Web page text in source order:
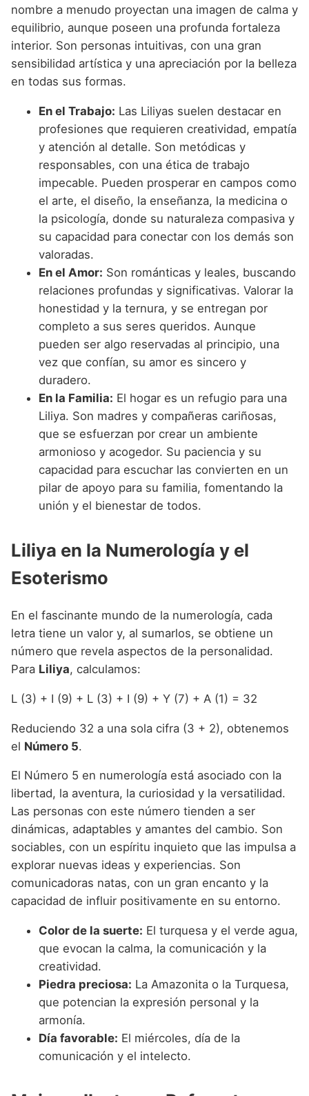
nombre a menudo proyectan una imagen de calma y
equilibrio, aunque poseen una profunda fortaleza
interior. Son personas intuitivas, con una gran
sensibilidad artística y una apreciación por la belleza
en todas sus formas.
En el Trabajo: Las Liliyas suelen destacar en
profesiones que requieren creatividad, empatía
y atención al detalle. Son metódicas y
responsables, con una ética de trabajo
impecable. Pueden prosperar en campos como
el arte, el diseño, la enseñanza, la medicina o
la psicología, donde su naturaleza compasiva y
su capacidad para conectar con los demás son
valoradas.
En el Amor: Son románticas y leales, buscando
relaciones profundas y significativas. Valorar la
honestidad y la ternura, y se entregan por
completo a sus seres queridos. Aunque
pueden ser algo reservadas al principio, una
vez que confían, su amor es sincero y
duradero.
En la Familia: El hogar es un refugio para una
Liliya. Son madres y compañeras cariñosas,
que se esfuerzan por crear un ambiente
armonioso y acogedor. Su paciencia y su
capacidad para escuchar las convierten en un
pilar de apoyo para su familia, fomentando la
unión y el bienestar de todos.
Liliya en la Numerología y el
Esoterismo
En el fascinante mundo de la numerología, cada
letra tiene un valor y, al sumarlos, se obtiene un
número que revela aspectos de la personalidad.
Para Liliya, calculamos:
L (3) + I (9) + L (3) + I (9) + Y (7) + A (1) = 32
Reduciendo 32 a una sola cifra (3 + 2), obtenemos
el Número 5.
El Número 5 en numerología está asociado con la
libertad, la aventura, la curiosidad y la versatilidad.
Las personas con este número tienden a ser
dinámicas, adaptables y amantes del cambio. Son
sociables, con un espíritu inquieto que las impulsa a
explorar nuevas ideas y experiencias. Son
comunicadoras natas, con un gran encanto y la
capacidad de influir positivamente en su entorno.
Color de la suerte: El turquesa y el verde agua,
que evocan la calma, la comunicación y la
creatividad.
Piedra preciosa: La Amazonita o la Turquesa,
que potencian la expresión personal y la
armonía.
Día favorable: El miércoles, día de la
comunicación y el intelecto.